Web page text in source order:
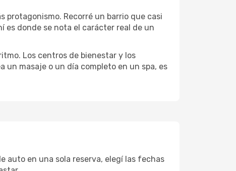
protagonismo. Recorré un barrio que casi
es donde se nota el carácter real de un
Los centros de bienestar y los
un masaje o un día completo en un spa, es
auto en una sola reserva, elegí las fechas